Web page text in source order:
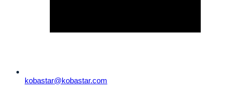
kobastar@kobastar.com